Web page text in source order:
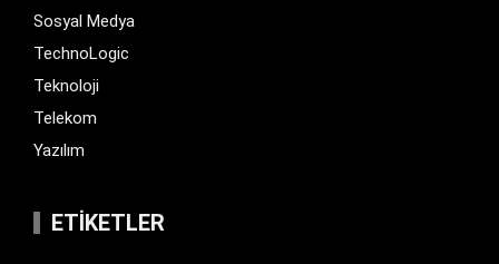
Sosyal Medya
TechnoLogic
Teknoloji
Telekom
Yazılım
ETIKETLER